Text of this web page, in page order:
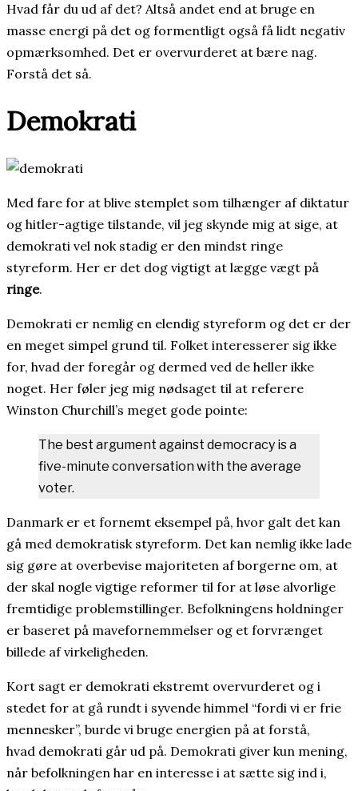
Hvad får du ud af det? Altså andet end at bruge en
masse energi på det og formentligt også få lidt negativ
opmærksomhed. Det er overvurderet at bære nag.
Forstå det så.
Demokrati
Med fare for at blive stemplet som tilhænger af diktatur
og hitler-agtige tilstande, vil jeg skynde mig at sige, at
demokrati vel nok stadig er den mindst ringe
styreform. Her er det dog vigtigt at lægge vægt på
ringe.
Demokrati er nemlig en elendig styreform og det er der
en meget simpel grund til. Folket interesserer sig ikke
for, hvad der foregår og dermed ved de heller ikke
noget. Her føler jeg mig nødsaget til at referere
Winston Churchill’s meget gode pointe:
The best argument against democracy is a
five-minute conversation with the average
voter.
Danmark er et fornemt eksempel på, hvor galt det kan
gå med demokratisk styreform. Det kan nemlig ikke lade
sig gøre at overbevise majoriteten af borgerne om, at
der skal nogle vigtige reformer til for at løse alvorlige
fremtidige problemstillinger. Befolkningens holdninger
er baseret på mavefornemmelser og et forvrænget
billede af virkeligheden.
Kort sagt er demokrati ekstremt overvurderet og i
stedet for at gå rundt i syvende himmel “fordi vi er frie
mennesker”, burde vi bruge energien på at forstå,
hvad demokrati går ud på. Demokrati giver kun mening,
når befolkningen har en interesse i at sætte sig ind i,